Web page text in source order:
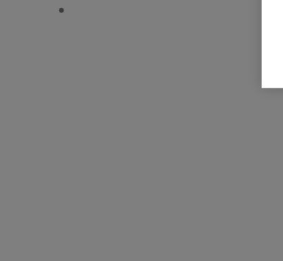
Naszyjnik z diamentami Eternal N°5 - Widok zapięcia